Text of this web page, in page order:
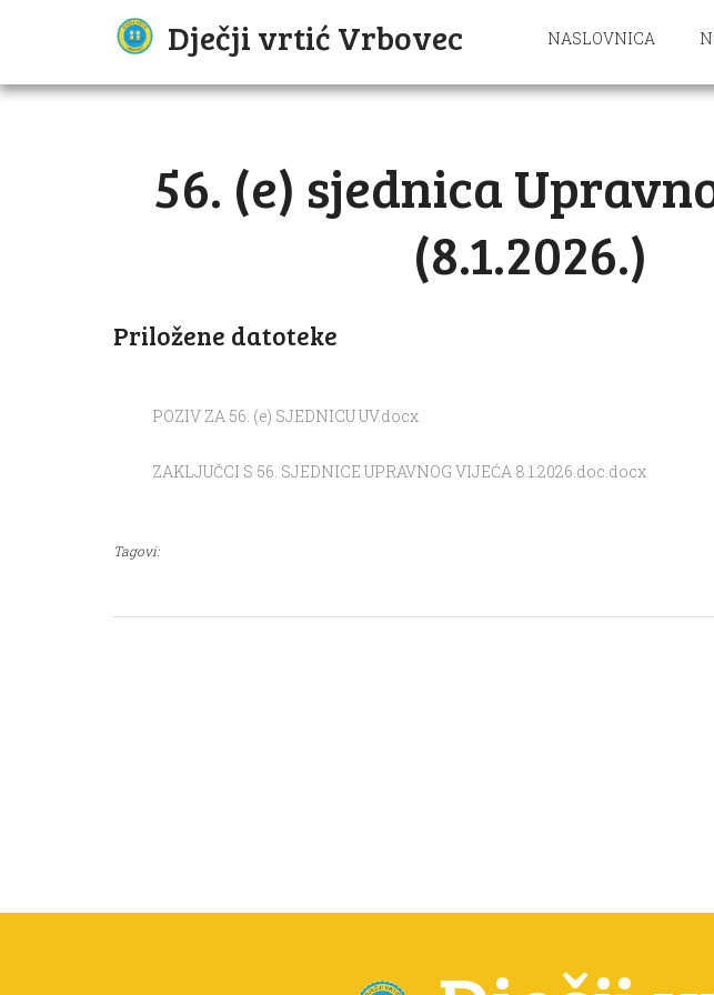
Dječji vrtić Vrbovec NASLOVNICA
56. (e) sjednica
(8.1.2026.)
Priložene datoteke
POZIV ZA 56. (e) SJEDNICU UV.docx
ZAKLJUČCI S 56. SJEDNICE UPRAVNOG VIJEĆA 8.1.2026.doc.docx
Tagovi: